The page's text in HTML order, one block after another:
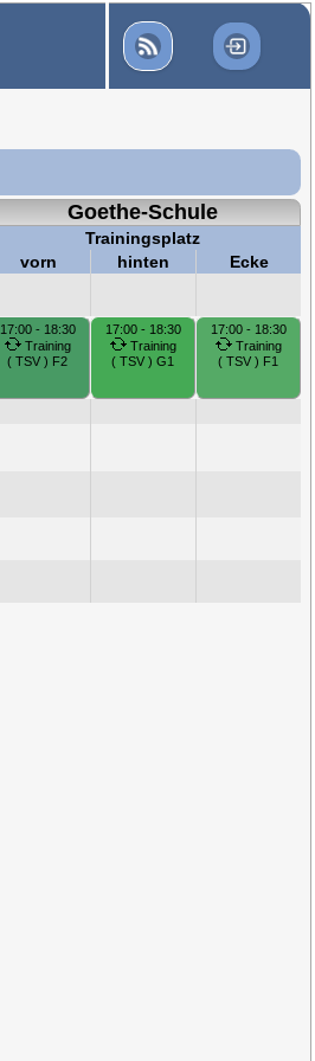
Goethe-Schule
Trainingsplatz
vorn hinten Ecke
17:00 - 18:30
Training
( TSV ) F2
17:00 - 18:30
Training
( TSV ) G1
17:00 - 18:30
Training
( TSV ) F1